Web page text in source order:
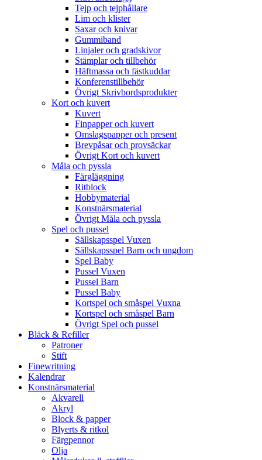
Tejp och tejphållare
Lim och klister
Saxar och knivar
Gummiband
Linjaler och gradskivor
Stämplar och tillbehör
Häftmassa och fästkuddar
Konferenstillbehör
Övrigt Skrivbordsprodukter
Kort och kuvert
Kuvert
Finpapper och kuvert
Omslagspapper och present
Brevpåsar och provsäckar
Övrigt Kort och kuvert
Måla och pyssla
Färgläggning
Ritblock
Hobbymaterial
Konstnärsmaterial
Övrigt Måla och pyssla
Spel och pussel
Sällskapsspel Vuxen
Sällskapsspel Barn och ungdom
Spel Baby
Pussel Vuxen
Pussel Barn
Pussel Baby
Kortspel och småspel Vuxna
Kortspel och småspel Barn
Övrigt Spel och pussel
Bläck & Refiller
Patroner
Stift
Finewritning
Kalendrar
Konstnärsmaterial
Akvarell
Akryl
Block & papper
Blyerts & ritkol
Färgpennor
Olja